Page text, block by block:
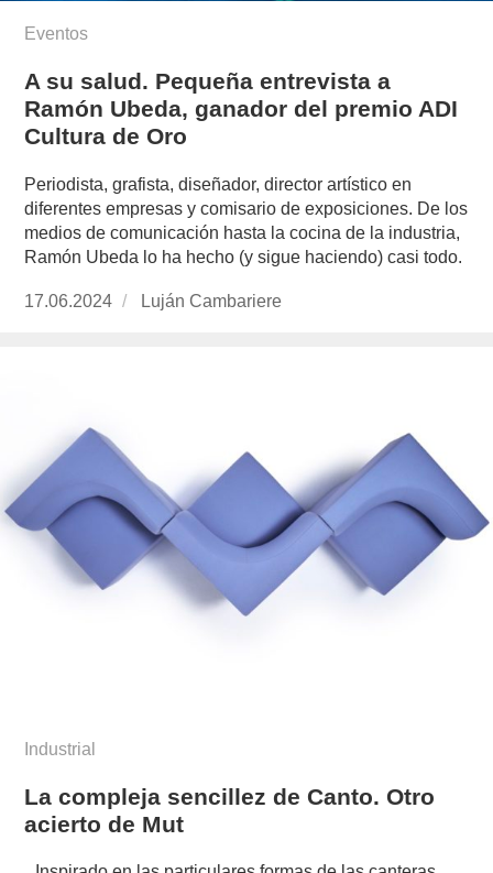
Eventos
A su salud. Pequeña entrevista a
Ramón Ubeda, ganador del premio ADI
Cultura de Oro
Periodista, grafista, diseñador, director artístico en
diferentes empresas y comisario de exposiciones. De los
medios de comunicación hasta la cocina de la industria,
Ramón Ubeda lo ha hecho (y sigue haciendo) casi todo.
Publicado
17.06.2024
https://www.experimenta.es/author/lujan-
Luján Cambariere
Industrial
La compleja sencillez de Canto. Otro
acierto de Mut